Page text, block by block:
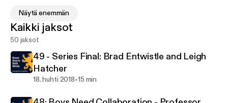
Hatcher.
“The Brave Hearts Bold Minds podcast series
uncovers practical tools with which parents of
school age boys can engage, encourage and
challenge their sons for wisdom and compassion”
Näytä enemmän
Kaikki jaksot
50 jaksot
49 - Series Final: Brad Entwistle and Leigh
Hatcher
18. huhti 2018-15 min